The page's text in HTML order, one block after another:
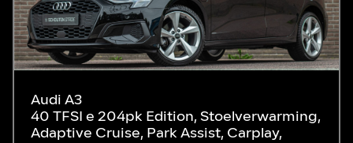
Audi A3
40 TFSI e 204pk Edition, Stoelverwarming,
Adaptive Cruise, Park Assist, Carplay,